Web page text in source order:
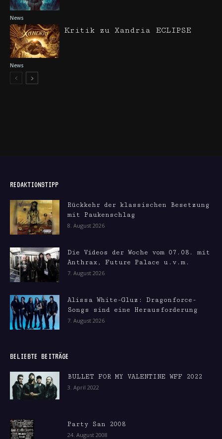
News
News
Kritik zu Xandria ECLIPSE
REDAKTIONSTIPP
Rückkehr der klassischen Besetzung
mit Paukenschlag
8. August 2026
Die Videos der Woche vom 07.08. mit
Anthrax, Future Palace u.v.m.
7. August 2026
Alissa White-Gluz: Dragonforce-
Songs sind eine Herausforderung
7. August 2026
BELIEBTE BEITRÄGE
BULLET FOR MY VALENTINE WFF 2022
3. April 2022
Party San 2008
24. August 2008